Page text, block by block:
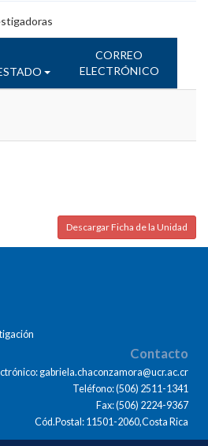
CORREO
ELECTRÓNICO
Descargar Ficha de la Unidad
Contacto
gabriela.chaconzamora@ucr.ac.cr
Teléfono: (506) 2511-1341
Fax: (506) 2224-9367
Cód.Postal: 11501-2060,Costa Rica